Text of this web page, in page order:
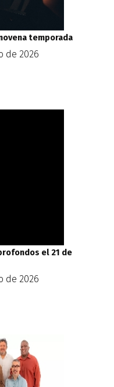
temporada
de 2026
el 21 de
de 2026